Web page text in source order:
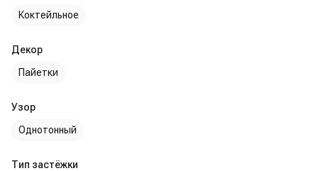
Коктейльное
Декор
Пайетки
Узор
Однотонный
Тип застёжки